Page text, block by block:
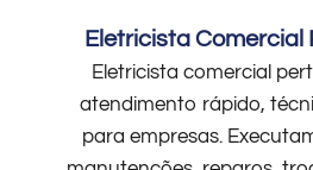
Eletricista Comercial
Eletricista comercial
atendimento rápido,
para empresas.